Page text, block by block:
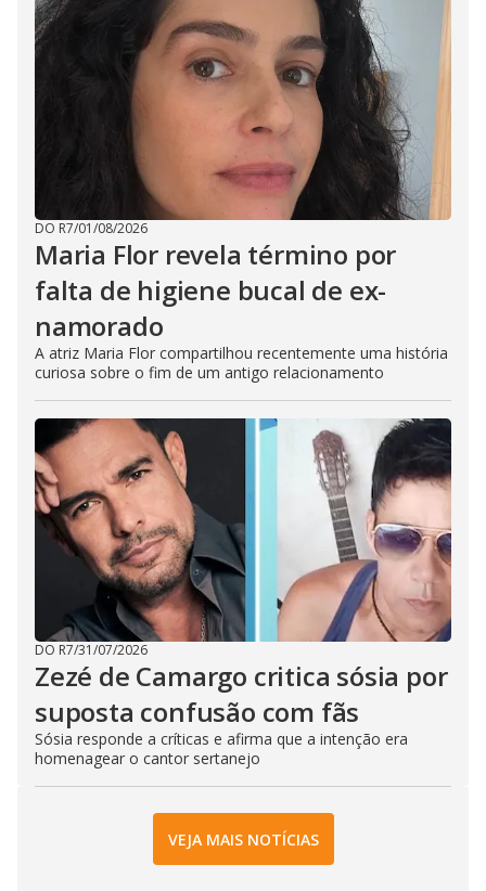
DO R7/01/08/2026
Maria Flor revela término por
falta de higiene bucal de ex-
namorado
A atriz Maria Flor compartilhou recentemente uma história
curiosa sobre o fim de um antigo relacionamento
DO R7/31/07/2026
Zezé de Camargo critica sósia por
suposta confusão com fãs
Sósia responde a críticas e afirma que a intenção era
homenagear o cantor sertanejo
VEJA MAIS NOTÍCIAS